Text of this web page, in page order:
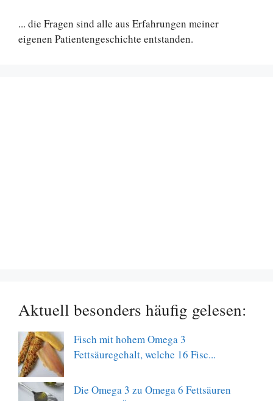
... die Fragen sind alle aus Erfahrungen meiner
eigenen Patientengeschichte entstanden.
Aktuell besonders häufig gelesen:
Fisch mit hohem Omega 3
Fettsäuregehalt, welche 16 Fisc...
Die Omega 3 zu Omega 6 Fettsäuren